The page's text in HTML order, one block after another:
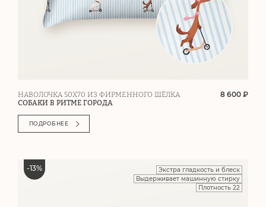
НАВОЛОЧКА 50Х70 ИЗ ФИРМЕННОГО ШЁЛКА
СОБАКИ В РИТМЕ ГОРОДА
8 600 ₽
ПОДРОБНЕЕ
-13%
Экстра гладкость и блеск
Выдерживает машинную стирку
Плотность 22